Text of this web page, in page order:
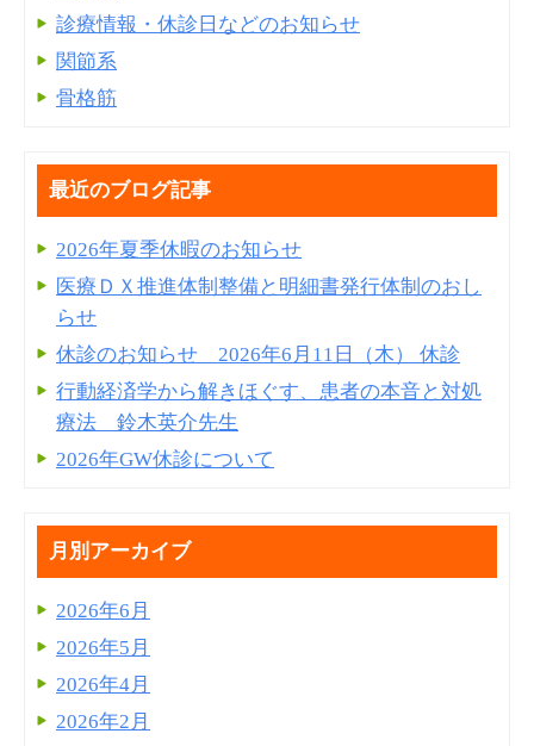
診療情報・休診日などのお知らせ
関節系
骨格筋
最近のブログ記事
2026年夏季休暇のお知らせ
医療ＤＸ推進体制整備と明細書発⾏体制のおし
らせ
休診のお知らせ 2026年6月11日（木） 休診
行動経済学から解きほぐす、患者の本音と対処
療法 鈴木英介先生
2026年GW休診について
月別アーカイブ
2026年6月
2026年5月
2026年4月
2026年2月